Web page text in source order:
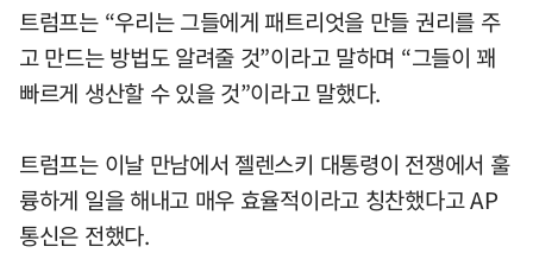
트럼프는 “우리는 그들에게 패트리엇을 만들 권리를 주
고 만드는 방법도 알려줄 것”이라고 말하며 “그들이 꽤
빠르게 생산할 수 있을 것”이라고 말했다.
트럼프는 이날 만남에서 젤렌스키 대통령이 전쟁에서 훌
륭하게 일을 해내고 매우 효율적이라고 칭찬했다고 AP
통신은 전했다.